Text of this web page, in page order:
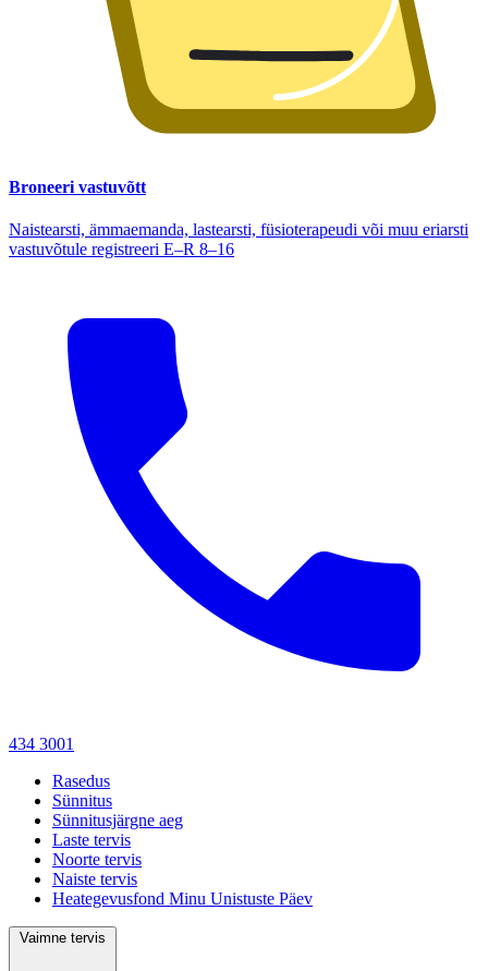
Broneeri vastuvõtt
Naistearsti, ämmaemanda, lastearsti, füsioterapeudi või muu eriarsti
vastuvõtule registreeri E–R 8–16
434 3001
Rasedus
Sünnitus
Sünnitusjärgne aeg
Laste tervis
Noorte tervis
Naiste tervis
Heategevusfond Minu Unistuste Päev
Vaimne tervis